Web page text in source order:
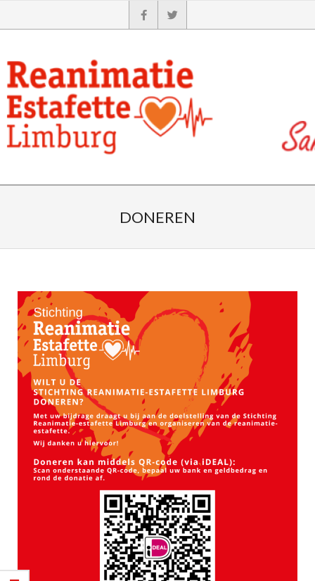
DONEREN